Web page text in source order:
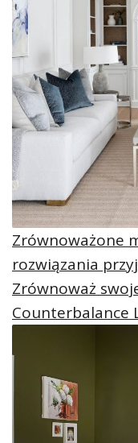
Zrównoważone
rozwiązania
Zrównoważ
Counterbalance